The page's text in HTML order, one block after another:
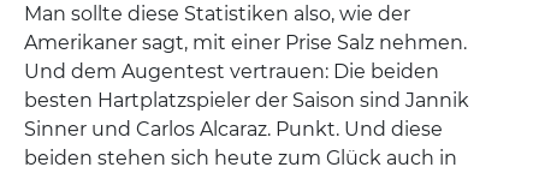
Man sollte diese Statistiken also, wie der
Amerikaner sagt, mit einer Prise Salz nehmen.
Und dem Augentest vertrauen: Die beiden
besten Hartplatzspieler der Saison sind Jannik
Sinner und Carlos Alcaraz. Punkt. Und diese
beiden stehen sich heute zum Glück auch in